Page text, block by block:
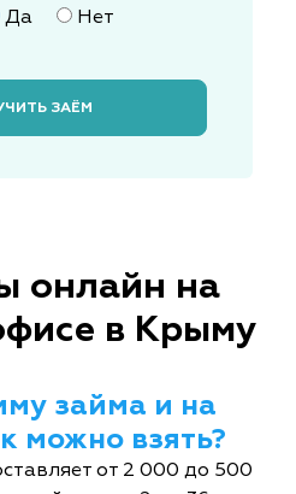
Да Нет
ЗАЁМ
онлайн на
в Крыму
займа и на
можно взять?
от 2 000 до 500